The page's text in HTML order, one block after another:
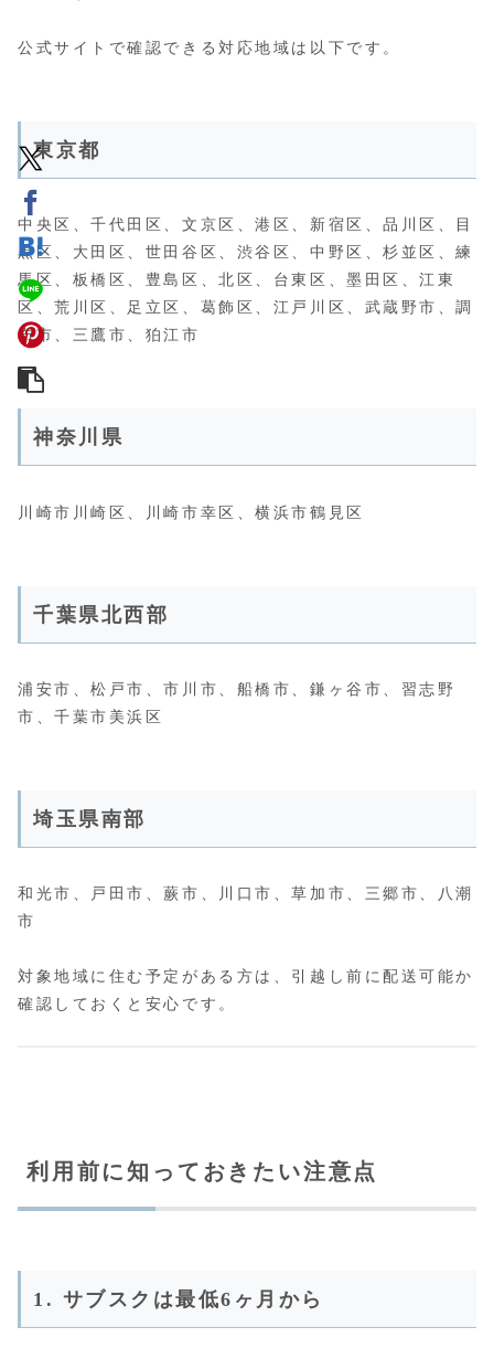
公式サイトで確認できる対応地域は以下です。
東京都
中央区、千代田区、文京区、港区、新宿区、品川区、目
黒区、大田区、世田谷区、渋谷区、中野区、杉並区、練
馬区、板橋区、豊島区、北区、台東区、墨田区、江東
区、荒川区、足立区、葛飾区、江戸川区、武蔵野市、調
布市、三鷹市、狛江市
神奈川県
川崎市川崎区、川崎市幸区、横浜市鶴見区
千葉県北西部
浦安市、松戸市、市川市、船橋市、鎌ヶ谷市、習志野
市、千葉市美浜区
埼玉県南部
和光市、戸田市、蕨市、川口市、草加市、三郷市、八潮
市
対象地域に住む予定がある方は、引越し前に配送可能か
確認しておくと安心です。
利用前に知っておきたい注意点
1. サブスクは最低6ヶ月から